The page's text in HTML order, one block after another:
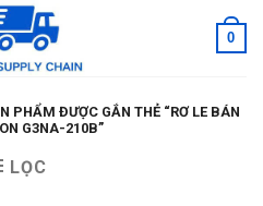
0
PHẨM ĐƯỢC GẮN THẺ “RƠ LE BÁN
G3NA-210B”
LỌC